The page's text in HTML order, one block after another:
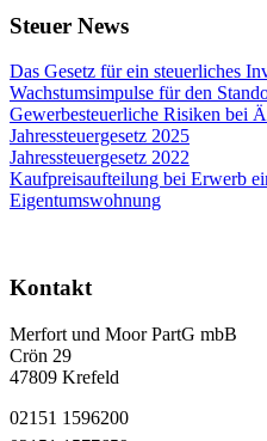
Steuer News
Das Gesetz für ein steuerliches
Wachstumsimpulse für den
Gewerbesteuerliche Risiken bei
Jahressteuergesetz 2025
Jahressteuergesetz 2022
Kaufpreisaufteilung bei Erwerb
Eigentumswohnung
Kontakt
Merfort und Moor PartG mbB
Crön 29
47809 Krefeld
02151 1596200